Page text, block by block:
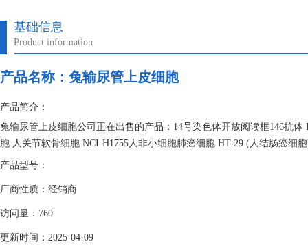
基础信息
Product information
产品名称： 兔输尿管上皮细胞
产品简介：
兔输尿管上皮细胞公司正在出售的产品：14号染色体开放阅读框146抗
胞 人关节软骨细胞 NCI-H1755人非小细胞肺癌细胞 HT-29 (人结肠癌细
产品型号：
厂商性质：经销商
访问量：760
更新时间：2025-04-09